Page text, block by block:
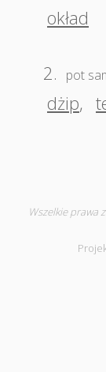
okład
2. pot
dżip,
Wszelkie prawa